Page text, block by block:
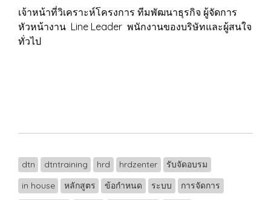
เจ้าหน้าที่วิเคราะห์โครงการ ทีมพัฒนาธุรกิจ ผู้จัดการ
หัวหน้างาน Line Leader พนักงานของบริษัทและผู้สนใจ
ทั่วไป
dtn dtntraining hrd hrdzenter
รับจัดอบรม
in house
หลักสูตร ข้อกำหนด ระบบ
การจัดการ